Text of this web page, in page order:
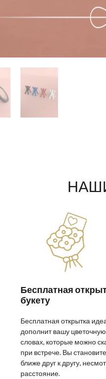
Бесплатная
букету
Бесплатная открытка
дополнит вашу
словах, которые можно
при встрече. Вы
ближе друг к другу,
расстояние.